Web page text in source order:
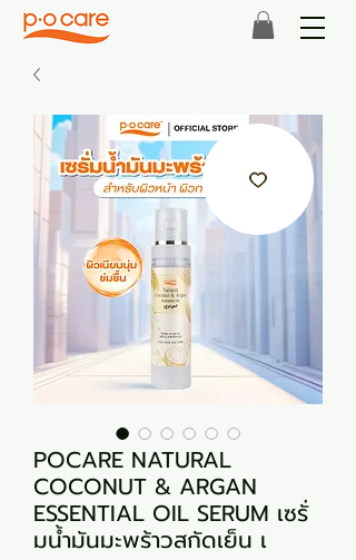
POCARE NATURAL
COCONUT & ARGAN
ESSENTIAL OIL SERUM เซรั่
มน้ำมันมะพร้าวสกัดเย็น เ